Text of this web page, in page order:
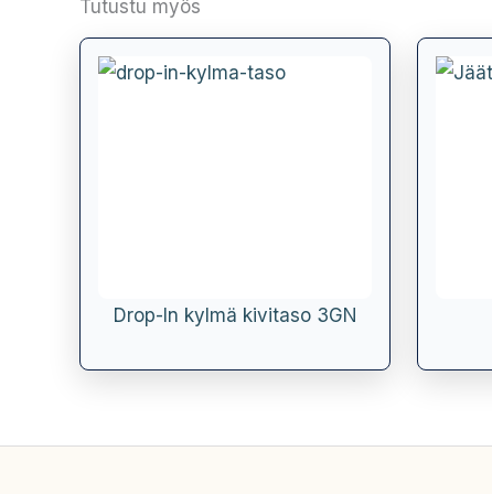
Tutustu myös
Drop-In kylmä kivitaso 3GN